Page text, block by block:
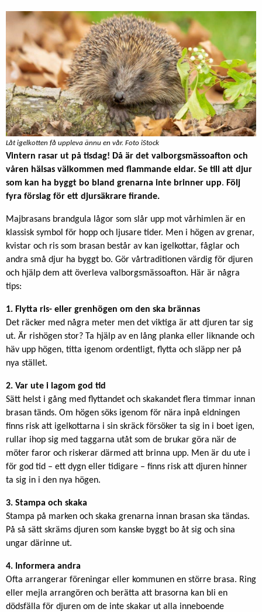
Låt igelkotten få uppleva ännu en vår. Foto iStock
Vintern rasar ut på tisdag! Då är det valborgsmässoafton och
våren hälsas välkommen med flammande eldar. Se till att djur
som kan ha byggt bo bland grenarna inte brinner upp. Följ
fyra förslag för ett djursäkrare firande.
Majbrasans brandgula lågor som slår upp mot vårhimlen är en
klassisk symbol för hopp och ljusare tider. Men i högen av grenar,
kvistar och ris som brasan består av kan igelkottar, fåglar och
andra små djur ha byggt bo. Gör vårtraditionen värdig för djuren
och hjälp dem att överleva valborgsmässoafton. Här är några
tips:
1. Flytta ris- eller grenhögen om den ska brännas
Det räcker med några meter men det viktiga är att djuren tar sig
ut. Är rishögen stor? Ta hjälp av en lång planka eller liknande och
häv upp högen, titta igenom ordentligt, flytta och släpp ner på
nya stället.
2. Var ute i lagom god tid
Sätt helst i gång med flyttandet och skakandet flera timmar innan
brasan tänds. Om högen söks igenom för nära inpå eldningen
finns risk att igelkottarna i sin skräck försöker ta sig in i boet igen,
rullar ihop sig med taggarna utåt som de brukar göra när de
möter faror och riskerar därmed att brinna upp. Men är du ute i
för god tid – ett dygn eller tidigare – finns risk att djuren hinner
ta sig in i den nya högen.
3. Stampa och skaka
Stampa på marken och skaka grenarna innan brasan ska tändas.
På så sätt skräms djuren som kanske byggt bo åt sig och sina
ungar därinne ut.
4. Informera andra
Ofta arrangerar föreningar eller kommunen en större brasa. Ring
eller mejla arrangören och berätta att brasorna kan bli en
dödsfälla för djuren om de inte skakar ut alla inneboende